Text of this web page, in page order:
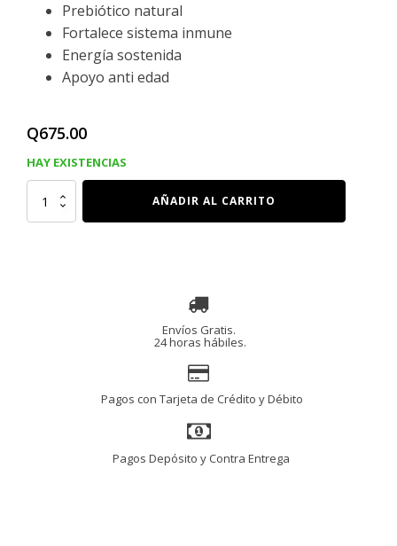
Prebiótico natural
Fortalece sistema inmune
Energía sostenida
Apoyo anti edad
Q675.00
HAY EXISTENCIAS
MELENA
365
AÑADIR AL CARRITO
Envíos Gratis.
24 horas hábiles.
Pagos con Tarjeta de Crédito y Débito
Pagos Depósito y Contra Entrega